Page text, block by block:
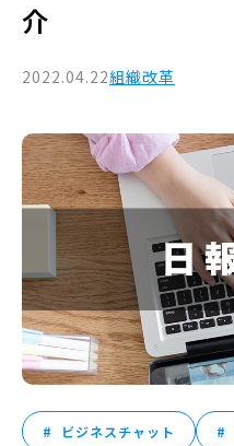
介
2022.04.22組織改革
ビジネスチャット